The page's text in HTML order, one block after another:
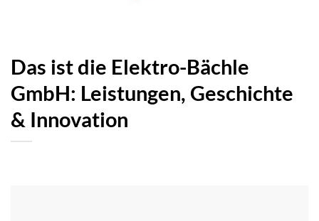
Das ist die Elektro-Bächle
GmbH: Leistungen, Geschichte
& Innovation